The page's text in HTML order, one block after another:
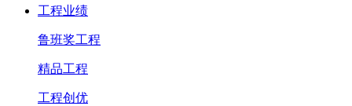
工程业绩
鲁班奖工程
精品工程
工程创优